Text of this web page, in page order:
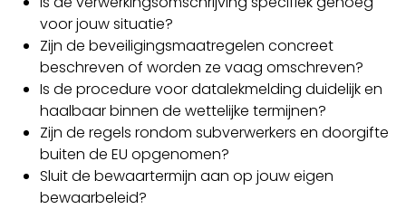
voor jouw situatie?
Zijn de beveiligingsmaatregelen concreet
beschreven of worden ze vaag omschreven?
Is de procedure voor datalekmelding duidelijk en
haalbaar binnen de wettelijke termijnen?
Zijn de regels rondom subverwerkers en doorgifte
buiten de EU opgenomen?
Sluit de bewaartermijn aan op jouw eigen
bewaarbeleid?